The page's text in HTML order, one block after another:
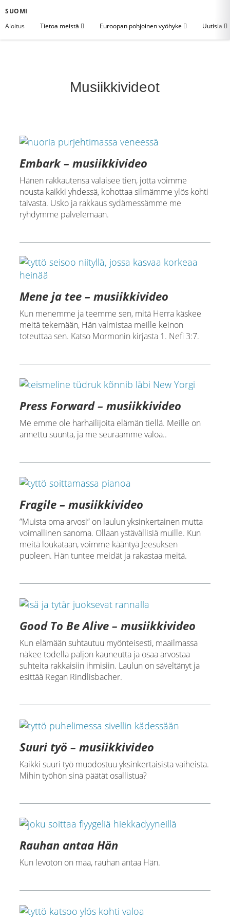
SUOMI
Aloitus
Tietoa meistä Euroopan pohjoinen vyöhyke Uutisia
Musiikkivideot
Embark – musiikkivideo
Hänen rakkautensa valaisee tien, jotta voimme
nousta kaikki yhdessä, kohottaa silmämme ylös kohti
taivasta. Usko ja rakkaus sydämessämme me
ryhdymme palvelemaan.
Mene ja tee – musiikkivideo
Kun menemme ja teemme sen, mitä Herra käskee
meitä tekemään, Hän valmistaa meille keinon
toteuttaa sen. Katso Mormonin kirjasta 1. Nefi 3:7.
Press Forward – musiikkivideo
Me emme ole harhailijoita elämän tiellä. Meille on
annettu suunta, ja me seuraamme valoa..
Fragile – musiikkivideo
”Muista oma arvosi” on laulun yksinkertainen mutta
voimallinen sanoma. Ollaan ystävällisiä muille. Kun
meitä loukataan, voimme kääntyä Jeesuksen
puoleen. Hän tuntee meidät ja rakastaa meitä.
Good To Be Alive – musiikkivideo
Kun elämään suhtautuu myönteisesti, maailmassa
näkee todella paljon kauneutta ja osaa arvostaa
suhteita rakkaisiin ihmisiin. Laulun on säveltänyt ja
esittää Regan Rindlisbacher.
Suuri työ – musiikkivideo
Kaikki suuri työ muodostuu yksinkertaisista vaiheista.
Mihin työhön sinä päätät osallistua?
Rauhan antaa Hän
Kun levoton on maa, rauhan antaa Hän.